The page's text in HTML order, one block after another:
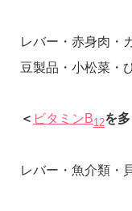
レバー・赤身肉・
豆製品・小松菜・
＜ ビタミンB12を
レバー・魚介類・